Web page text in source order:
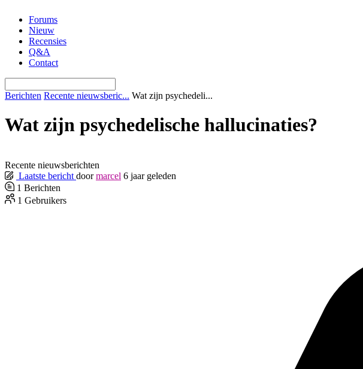
naar
inhoud
Forums
Nieuw
Recensies
Q&A
Contact
Berichten Recente nieuwsberic... Wat zijn psychedeli...
Wat zijn psychedelische hallucinaties?
Recente nieuwsberichten
Laatste bericht door marcel 6 jaar geleden
1 Berichten
1 Gebruikers